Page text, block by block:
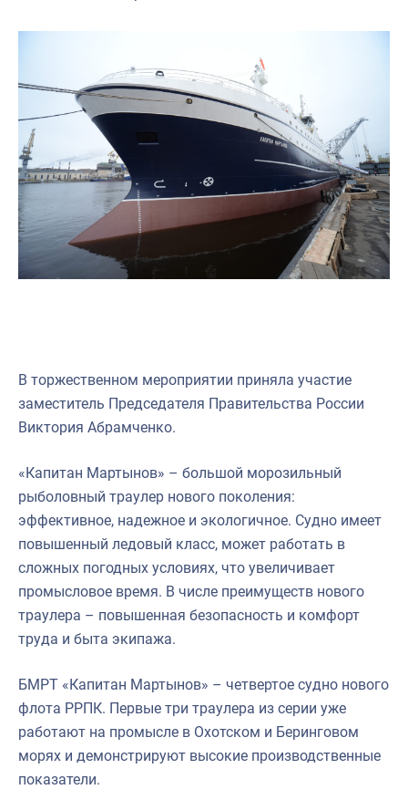
В торжественном мероприятии приняла участие
заместитель Председателя Правительства России
Виктория Абрамченко.
«Капитан Мартынов» – большой морозильный
рыболовный траулер нового поколения:
эффективное, надежное и экологичное. Судно имеет
повышенный ледовый класс, может работать в
сложных погодных условиях, что увеличивает
промысловое время. В числе преимуществ нового
траулера – повышенная безопасность и комфорт
труда и быта экипажа.
БМРТ «Капитан Мартынов» – четвертое судно нового
флота РРПК. Первые три траулера из серии уже
работают на промысле в Охотском и Беринговом
морях и демонстрируют высокие производственные
показатели.